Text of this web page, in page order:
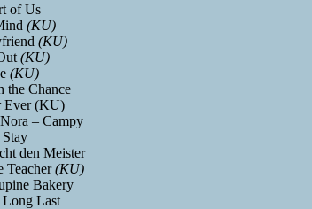
of Us
(KU)
(KU)
(KU)
(KU)
the Chance
Ever (KU)
– Campy
den Meister
Teacher(KU)
Bakery
Last